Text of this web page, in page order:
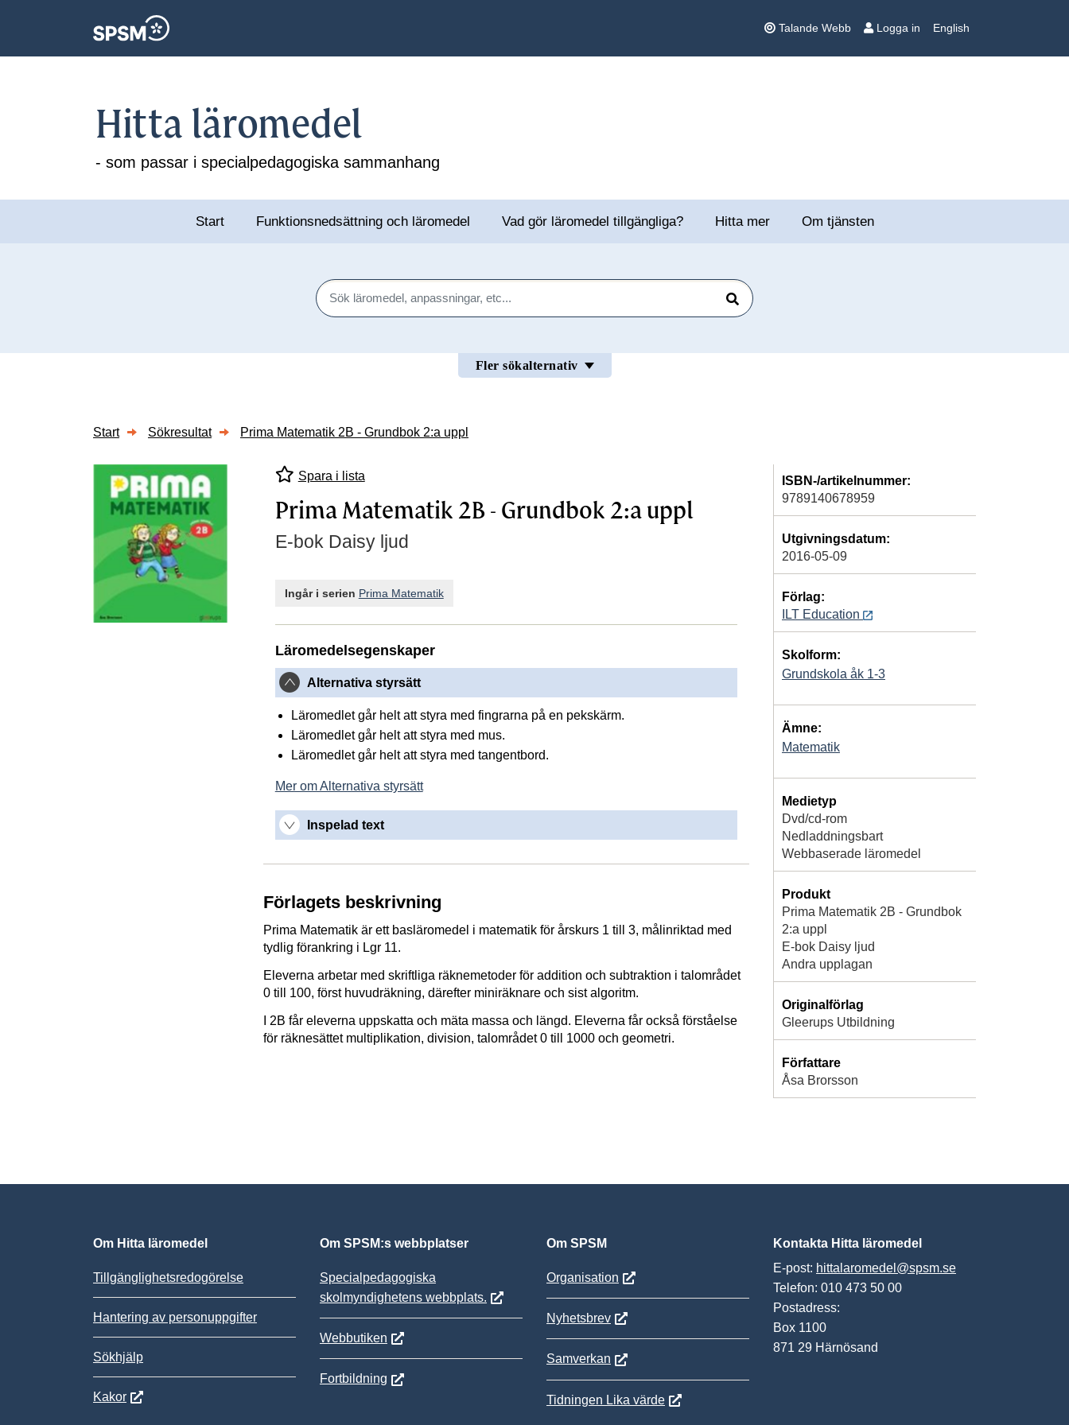
Talande Webb Logga in English
Hitta läromedel
- som passar i specialpedagogiska sammanhang
Start Funktionsnedsättning och läromedel Vad gör läromedel tillgängliga? Hitta mer Om tjänsten
Sök
Sök
Fler sökalternativ
Start Sökresultat Prima Matematik 2B - Grundbok 2:a uppl
Spara i lista
Prima Matematik 2B - Grundbok 2:a uppl
E-bok Daisy ljud
Ingår i serien Prima Matematik
Läromedelsegenskaper
Alternativa styrsätt
Läromedlet går helt att styra med fingrarna på en pekskärm.
Läromedlet går helt att styra med mus.
Läromedlet går helt att styra med tangentbord.
Mer om Alternativa styrsätt
Inspelad text
Förlagets beskrivning
Prima Matematik är ett basläromedel i matematik för årskurs 1 till 3, målinriktad med
tydlig förankring i Lgr 11.
Eleverna arbetar med skriftliga räknemetoder för addition och subtraktion i talområdet
0 till 100, först huvudräkning, därefter miniräknare och sist algoritm.
I 2B får eleverna uppskatta och mäta massa och längd. Eleverna får också förståelse
för räknesättet multiplikation, division, talområdet 0 till 1000 och geometri.
ISBN-/artikelnummer:
9789140678959
Utgivningsdatum:
2016-05-09
Förlag:
ILT Education
Skolform:
Grundskola åk 1-3
Ämne:
Matematik
Medietyp
Dvd/cd-rom
Nedladdningsbart
Webbaserade läromedel
Produkt
Prima Matematik 2B - Grundbok
2:a uppl
E-bok Daisy ljud
Andra upplagan
Originalförlag
Gleerups Utbildning
Författare
Åsa Brorsson
Om Hitta läromedel
Tillgänglighetsredogörelse
Hantering av personuppgifter
Sökhjälp
Kakor
Om SPSM:s webbplatser
Specialpedagogiska
skolmyndighetens webbplats.
Webbutiken
Fortbildning
Om SPSM
Organisation
Nyhetsbrev
Samverkan
Tidningen Lika värde
Kontakta Hitta läromedel
E-post: hittalaromedel@spsm.se
Telefon: 010 473 50 00
Postadress:
Box 1100
871 29 Härnösand